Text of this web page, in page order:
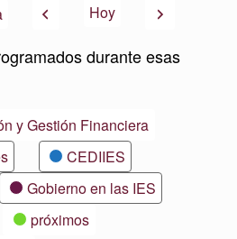
AnteriorHoy Siguiente
durante esas
y Gestión Financiera
CEDIIES
Gobierno en las IES
próximos